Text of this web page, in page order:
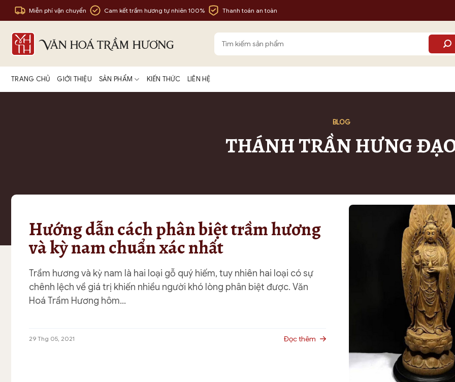
qua
dung
Miễn phí vận chuyển Cam kết trầm hương tự nhiên 100% Thanh toán an toàn
kiếm:
TRANG CHỦ GIỚI THIỆU SẢN PHẨM KIẾN THỨC LIÊN HỆ
BLOG
THÁNH TRẦN HƯNG
Hướng dẫn cách phân biệt trầm hương
và kỳ nam chuẩn xác nhất
Trầm hương và kỳ nam là hai loại gỗ quý hiếm, tuy nhiên hai loại có sự
chênh lệch về giá trị khiến nhiều người khó lòng phân biệt được. Văn
Hoá Trầm Hương hôm…
29 Thg 05, 2021 Đọc thêm